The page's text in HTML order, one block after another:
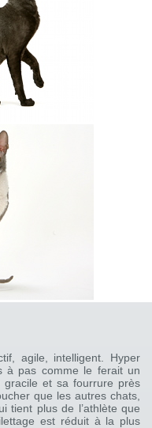
agile, intelligent. Hyper
à pas comme le ferait un
gracile et sa fourrure près
que les autres chats,
tient plus de l’athlète que
est réduit à la plus